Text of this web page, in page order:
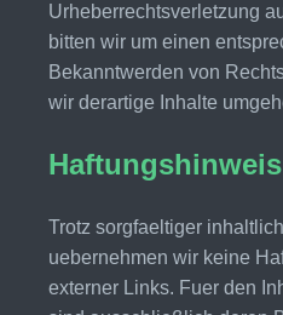
Urheberrechtsverletzung
bitten wir um einen
Bekanntwerden von
wir derartige Inhalte
Haftungshinweis
Trotz sorgfaeltiger
uebernehmen wir keine
externer Links. Fuer den